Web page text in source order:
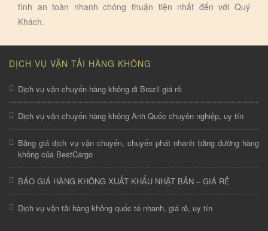
tính an toàn nhanh chóng thuận tiện nhất đến với Quý
Khách.
DỊCH VỤ VẬN TẢI HÀNG KHÔNG
Dịch vụ vận chuyển hàng không đi Brazil giá rẻ
Dịch vụ vận chuyển hàng không Anh Quốc chuyên nghiệp, uy tín
Bảng giá dịch vụ vận chuyển, chuyển phát nhanh bằng đường hàng
không của BestCargo
BÁO GIÁ HÀNG KHÔNG XUẤT KHẨU NHẬT BẢN – GIÁ RẺ
Dịch vụ vận tải hàng không quốc tế nhanh, giá rẻ, uy tín